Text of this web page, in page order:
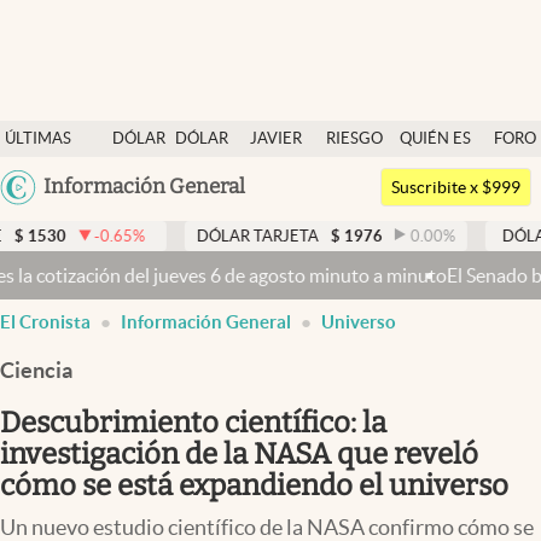
ÚLTIMAS
NOTICIAS
DÓLAR
DÓLAR
JAVIER
RIESGO
QUIÉN ES
QUIÉN
FORO
Argentina
México
Información General
Dólar
Members
Economía y Política
Finanzas y Mercados
Mercados Online
Negocios
Columnistas
Otras secciones
Suscribite x $999
-0.65% DÓLAR TARJETA $ 1976 0.00% DÓLAR MEP $
6 de agosto minuto a minutoEl Senado busca aprobar la
El Cronista Información General Universo
Ciencia
Descubrimiento científico: la
investigación de la NASA que reveló
cómo se está expandiendo el universo
Un nuevo estudio científico de la NASA confirmo cómo se